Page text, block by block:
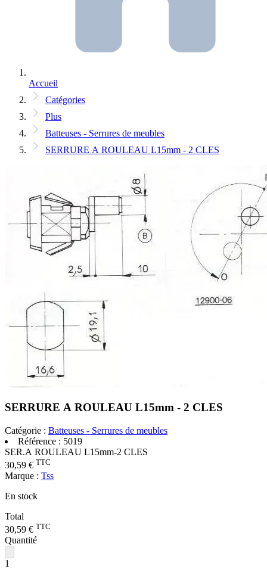
Accueil
Catégories
Plus
Batteuses - Serrures de meubles
SERRURE A ROULEAU L15mm - 2 CLES
SERRURE A ROULEAU L15mm - 2 CLES
Catégorie : Batteuses - Serrures de meubles
Référence : 5019
SER.A ROULEAU L15mm-2 CLES
30,59 € TTC
Marque : Tss
En stock
Total
30,59 € TTC
Quantité
1